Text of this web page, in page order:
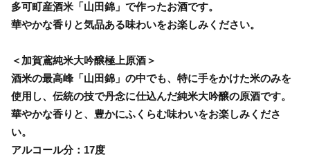
多可町産酒米「山田錦」で作ったお酒です。
華やかな香りと気品ある味わいをお楽しみください。
＜加賀鳶純米大吟醸極上原酒＞
酒米の最高峰「山田錦」の中でも、特に手をかけた米のみを
使用し、伝統の技で丹念に仕込んだ純米大吟醸の原酒です。
華やかな香りと、豊かにふくらむ味わいをお楽しみくださ
い。
アルコール分：17度